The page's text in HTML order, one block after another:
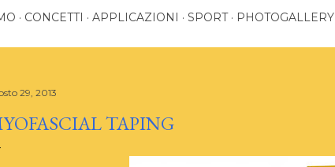
CONCETTI APPLICAZIONI SPORT PHOTOGALLERY
29, 2013
TAPING